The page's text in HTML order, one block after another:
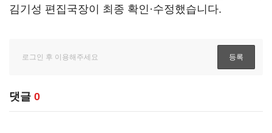
김기성 편집국장이 최종 확인·수정했습니다.
댓글 0